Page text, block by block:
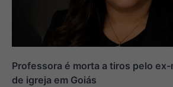
Professora é morta a tiros pelo
de igreja em Goiás